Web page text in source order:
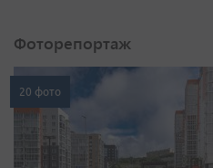
Фоторепортаж
20 фото